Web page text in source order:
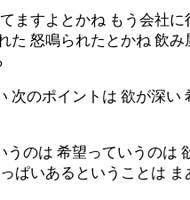
ますよとかね もう会社
た 怒鳴られたとかね 飲
次のポイントは 欲が深い
のは 希望っていうのは
ぱいあるということは